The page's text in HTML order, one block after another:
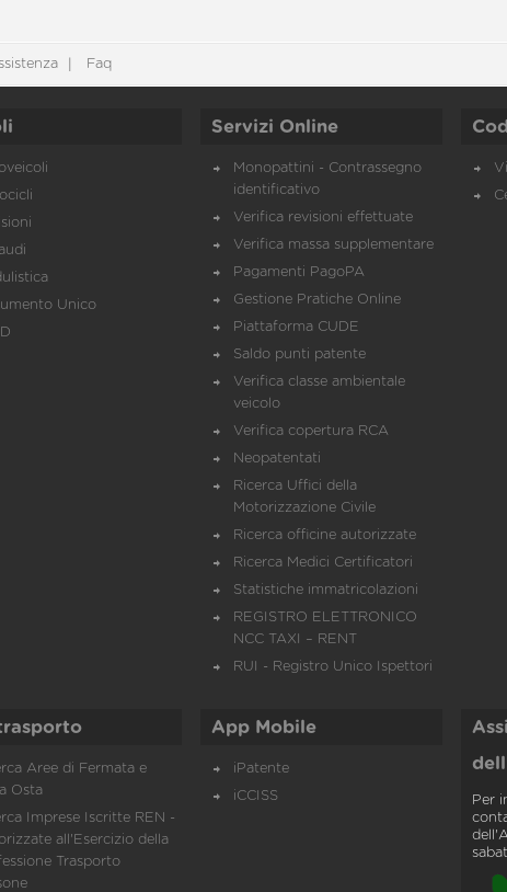
Faq
Unico
Servizi Online
Monopattini - Contrassegno
identificativo
Verifica revisioni effettuate
Verifica massa supplementare
Pagamenti PagoPA
Gestione Pratiche Online
Piattaforma CUDE
Saldo punti patente
Verifica classe ambientale
veicolo
Verifica copertura RCA
Neopatentati
Ricerca Uffici della
Motorizzazione Civile
Ricerca officine autorizzate
Ricerca Medici Certificatori
Statistiche immatricolazioni
REGISTRO ELETTRONICO
NCC TAXI – RENT
RUI - Registro Unico Ispettori
Aree di Fermata e
Osta
Imprese Iscritte REN -
all'Esercizio della
Trasporto
App Mobile
iPatente
iCCISS
Per